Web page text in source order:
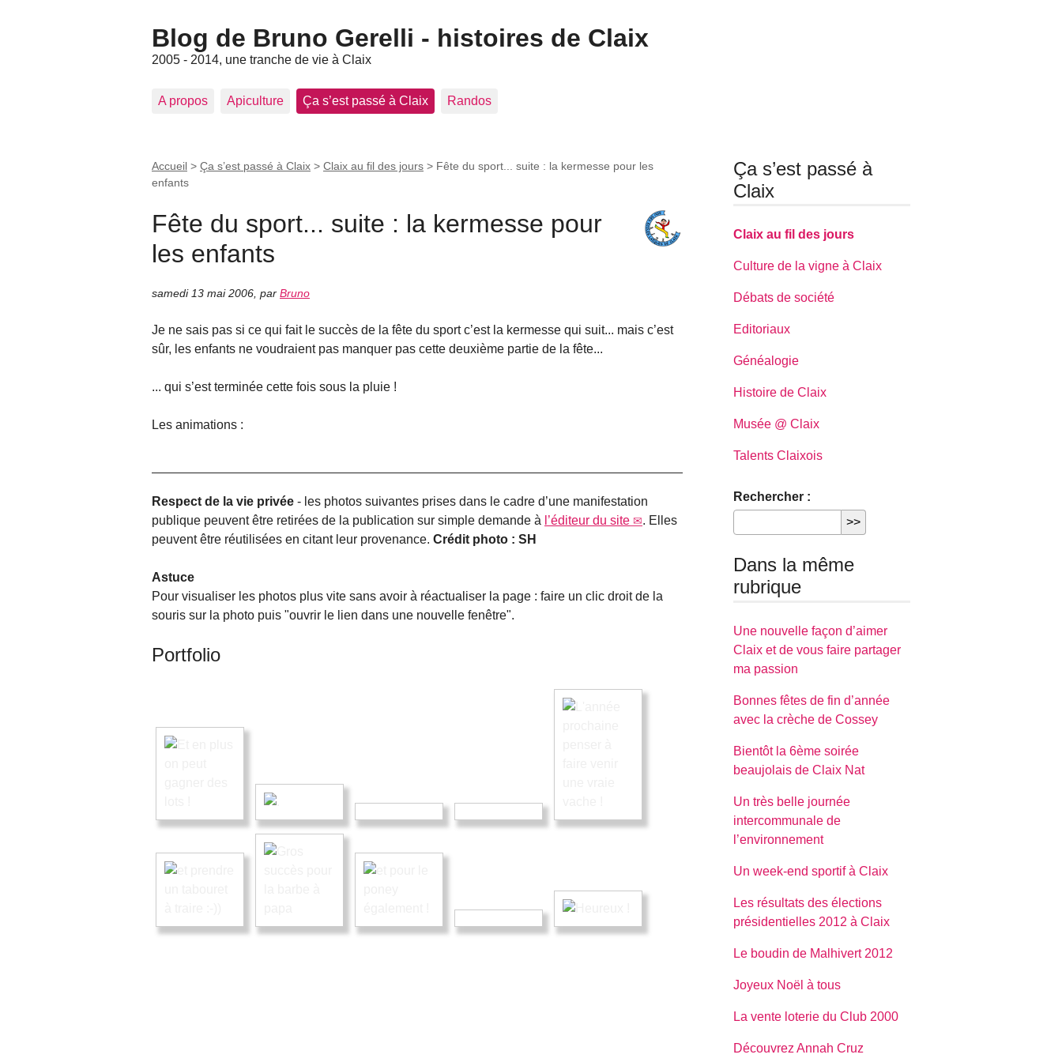
Blog de Bruno Gerelli - histoires de Claix
2005 - 2014, une tranche de vie à Claix
A propos Apiculture Ça s’est passé à Claix Randos
Accueil > Ça s’est passé à Claix > Claix au fil des jours > Fête du sport... suite : la kermesse pour les
enfants
Fête du sport... suite : la kermesse pour
les enfants
samedi 13 mai 2006 par Bruno
Je ne sais pas si ce qui fait le succès de la fête du sport c’est la kermesse qui suit... mais c’est
sûr, les enfants ne voudraient pas manquer pas cette deuxième partie de la fête...
... qui s’est terminée cette fois sous la pluie !
Les animations :
Respect de la vie privée - les photos suivantes prises dans le cadre d’une manifestation
publique peuvent être retirées de la publication sur simple demande à l’éditeur du site
. Elles
peuvent être réutilisées en citant leur provenance. Crédit photo : SH
Astuce
Pour visualiser les photos plus vite sans avoir à réactualiser la page : faire un clic droit de la
souris sur la photo puis "ouvrir le lien dans une nouvelle fenêtre".
Portfolio
Ça s’est passé à
Claix
Claix au fil des jours
Culture de la vigne à Claix
Débats de société
Editoriaux
Généalogie
Histoire de Claix
Musée @ Claix
Talents Claixois
Rechercher :
Dans la même
rubrique
Une nouvelle façon d’aimer
Claix et de vous faire partager
ma passion
Bonnes fêtes de fin d’année
avec la crèche de Cossey
Bientôt la 6ème soirée
beaujolais de Claix Nat
Un très belle journée
intercommunale de
l’environnement
Un week-end sportif à Claix
Les résultats des élections
présidentielles 2012 à Claix
Le boudin de Malhivert 2012
Joyeux Noël à tous
La vente loterie du Club 2000
Découvrez Annah Cruz